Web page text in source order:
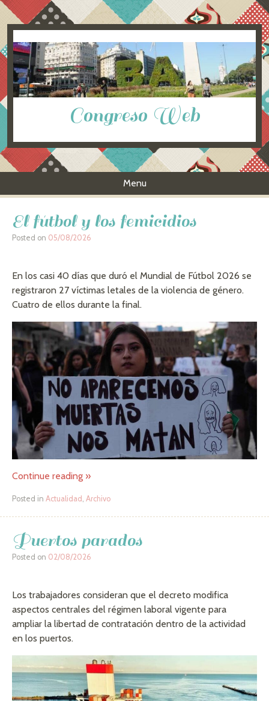
Congreso Web
Menu
El fútbol y los femicidios
Posted on 05/08/2026
En los casi 40 días que duró el Mundial de Fútbol 2026 se
registraron 27 víctimas letales de la violencia de género.
Cuatro de ellos durante la final.
Continue reading »
Posted in Actualidad Archivo
Puertos parados
Posted on 02/08/2026
Los trabajadores consideran que el decreto modifica
aspectos centrales del régimen laboral vigente para
ampliar la libertad de contratación dentro de la actividad
en los puertos.